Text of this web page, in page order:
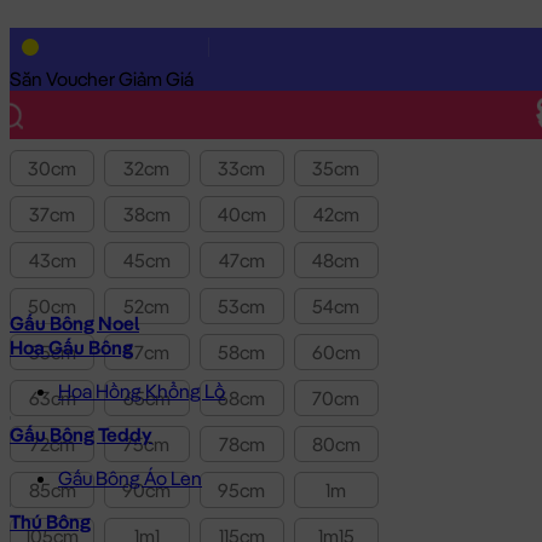
Săn Voucher Giảm Giá
Gấu Bông Noel
Hoa Gấu Bông
Hoa Hồng Khổng Lồ
Gấu Bông Teddy
Gấu Bông Áo Len
Thú Bông
Lọc theo Giá SP:
Giá
Kích thước
30cm 32cm 33cm
35cm
37cm
38cm 40cm
42cm
43cm
45cm 47cm
48cm
50cm
52cm 53cm
54cm
55cm
57cm 58cm
60cm
63cm
65cm 68cm
70cm
72cm
75cm 78cm
80cm
85cm
90cm 95cm
1m
105cm
1m1 115cm
1m15